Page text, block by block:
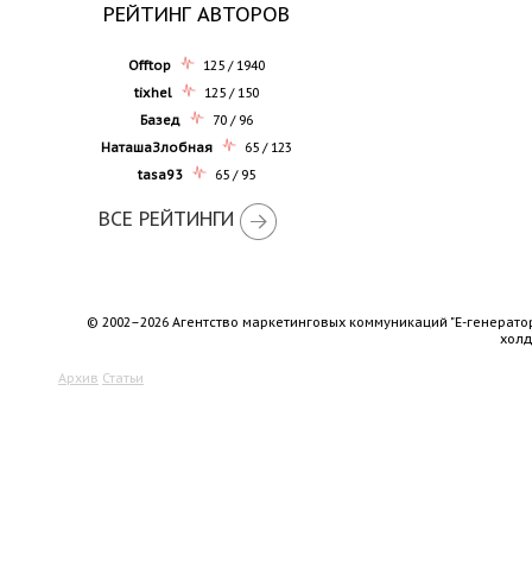
РЕЙТИНГ АВТОРОВ
Offtop
125 / 1940
tixhel
125 / 150
Базед
70 / 96
НаташаЗлобная
65 / 123
tasa93
65 / 95
ВСЕ РЕЙТИНГИ
© 2002–2026 Агентство маркетинговых коммуникаций "Е-
Архив Статьи